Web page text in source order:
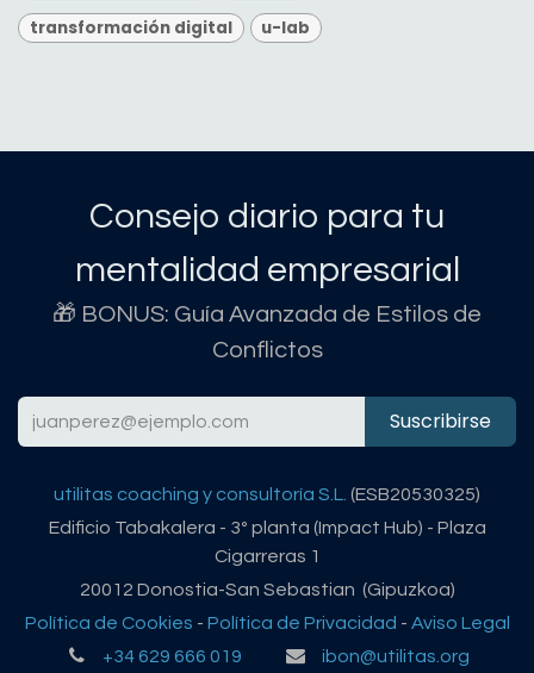
transformación digital
u-lab
Consejo diario para tu
mentalidad empresarial
🎁 BONUS: Guía Avanzada de Estilos de
Conflictos
Suscribirse
utilitas coaching y consultoría S.L.
(ESB20530325)
Edificio Tabakalera - 3º planta (Impact Hub) - Plaza
Cigarreras 1
20012 Donostia-San Sebastian (Gipuzkoa)
Política de Cookies - Política de Privacidad - Aviso Legal
+34 629 666 019
ibon@utilitas.org